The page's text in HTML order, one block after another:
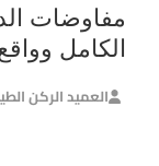
مفاوضات
الكامل
العميد الركن